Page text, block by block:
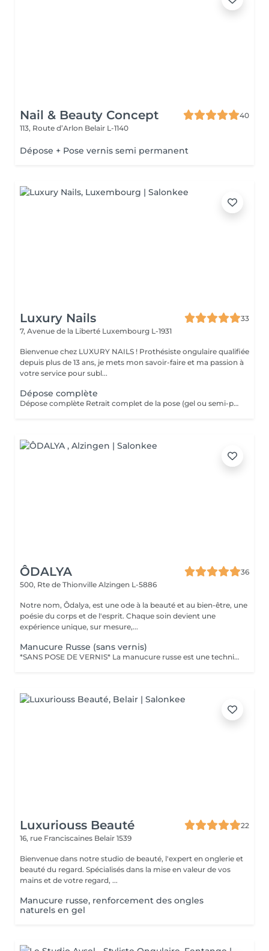
Nail & Beauty Concept
40
113, Route d’Arlon Belair L-1140
Dépose + Pose vernis semi permanent
Luxury Nails
33
7, Avenue de la Liberté Luxembourg L-1931
Bienvenue chez LUXURY NAILS ! Prothésiste ongulaire qualifiée
depuis plus de 13 ans, je mets mon savoir-faire et ma passion à
votre service pour subl...
Dépose complète
Dépose complète Retrait complet de la pose (gel ou semi-permanent) afin de retrouver vos ongles naturels, sans repose de produit. Cette prestation n'est pas réservable en ligne. Elle est réservée uniquement aux poses réalisées par mes soins. Je n'effectue pas de dépose sur des poses réalisées par une autre prothésiste ongulaire.
ÔDALYA
36
500, Rte de Thionville Alzingen L-5886
Notre nom, Ôdalya, est une ode à la beauté et au bien-être, une
poésie du corps et de l'esprit. Chaque soin devient une
expérience unique, sur mesure,...
Manucure Russe (sans vernis)
*SANS POSE DE VERNIS* La manucure russe est une technique de précision réalisée avec expertise pour sublimer le contour des ongles. Ce soin approfondi des cuticules est réalisé à l'aide d'embouts spécifiques pour une finition ultra nette. Tout notre matériel est à usage unique et/ou stérilisé pour garantir une hygiène irréprochable durant votre prestation.
Luxuriouss Beauté
22
16, rue Franciscaines Belair 1539
Bienvenue dans notre studio de beauté, l'expert en onglerie et
beauté du regard. Spécialisés dans la mise en valeur de vos
mains et de votre regard, ...
Manucure russe, renforcement des ongles
naturels en gel